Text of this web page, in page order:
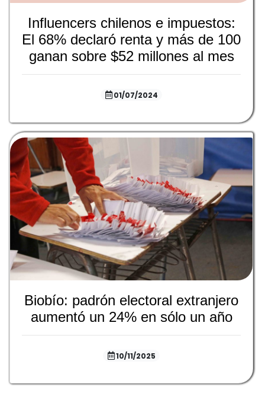
Influencers chilenos e impuestos:
El 68% declaró renta y más de 100
ganan sobre $52 millones al mes
01/07/2024
Biobío: padrón electoral extranjero
aumentó un 24% en sólo un año
10/11/2025